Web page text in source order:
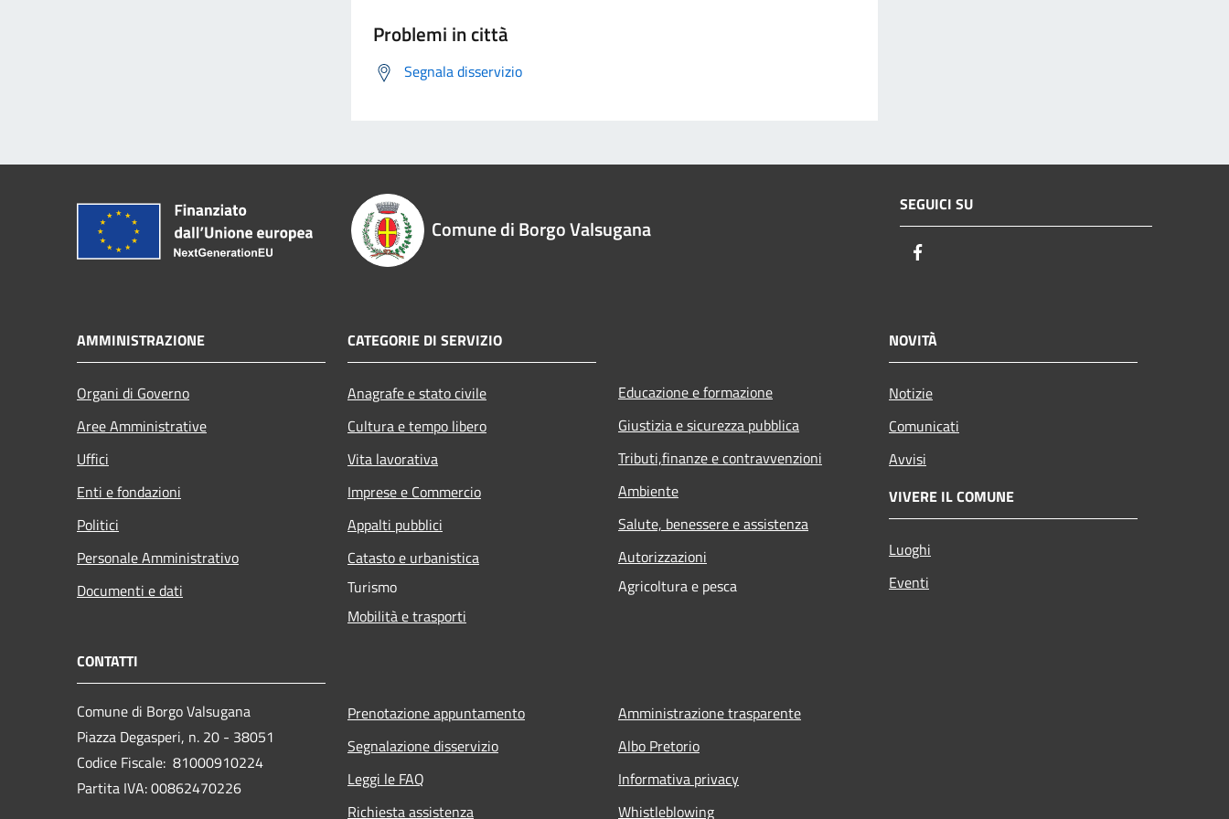
Problemi in città
Segnala disservizio
Comune di Borgo Valsugana
SEGUICI SU
AMMINISTRAZIONE
Organi di Governo
Aree Amministrative
Uffici
Enti e fondazioni
Politici
Personale Amministrativo
Documenti e dati
CATEGORIE DI SERVIZIO
Anagrafe e stato civile
Cultura e tempo libero
Vita lavorativa
Imprese e Commercio
Appalti pubblici
Catasto e urbanistica
Turismo
Mobilità e trasporti
Educazione e formazione
Giustizia e sicurezza pubblica
Tributi,finanze e contravvenzioni
Ambiente
Salute, benessere e assistenza
Autorizzazioni
Agricoltura e pesca
NOVITÀ
Notizie
Comunicati
Avvisi
VIVERE IL COMUNE
Luoghi
Eventi
CONTATTI
Comune di Borgo Valsugana
Piazza Degasperi, n. 20 - 38051
Codice Fiscale: 81000910224
Partita IVA: 00862470226
Prenotazione appuntamento
Segnalazione disservizio
Leggi le FAQ
Richiesta assistenza
Amministrazione trasparente
Albo Pretorio
Informativa privacy
Whistleblowing